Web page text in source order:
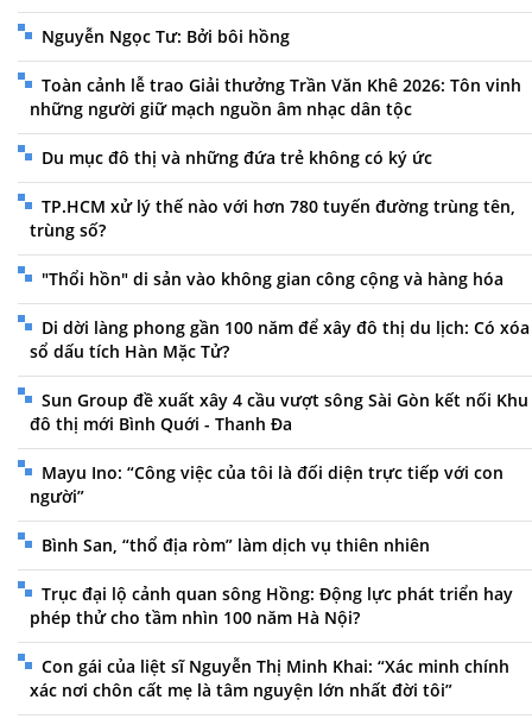
Nguyễn Ngọc Tư: Bởi bôi hồng
Toàn cảnh lễ trao Giải thưởng Trần Văn Khê 2026: Tôn vinh
những người giữ mạch nguồn âm nhạc dân tộc
Du mục đô thị và những đứa trẻ không có ký ức
TP.HCM xử lý thế nào với hơn 780 tuyến đường trùng tên,
trùng số?
"Thổi hồn" di sản vào không gian công cộng và hàng hóa
Di dời làng phong gần 100 năm để xây đô thị du lịch: Có xóa
sổ dấu tích Hàn Mặc Tử?
Sun Group đề xuất xây 4 cầu vượt sông Sài Gòn kết nối Khu
đô thị mới Bình Quới - Thanh Đa
Mayu Ino: “Công việc của tôi là đối diện trực tiếp với con
người”
Bình San, “thổ địa ròm” làm dịch vụ thiên nhiên
Trục đại lộ cảnh quan sông Hồng: Động lực phát triển hay
phép thử cho tầm nhìn 100 năm Hà Nội?
Con gái của liệt sĩ Nguyễn Thị Minh Khai: “Xác minh chính
xác nơi chôn cất mẹ là tâm nguyện lớn nhất đời tôi”